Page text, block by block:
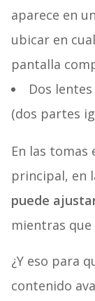
aparece en
ubicar en
pantalla
Dos
(dos partes
En las tomas
principal, en
puede
mientras
¿Y eso para
contenido